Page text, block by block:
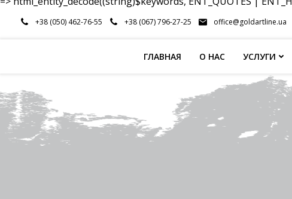
Перейти+38 (050) 462-76-55 +38 (067) 796-27-25 office@goldartline.ua
ГЛАВНАЯ О НАС УСЛУГИ